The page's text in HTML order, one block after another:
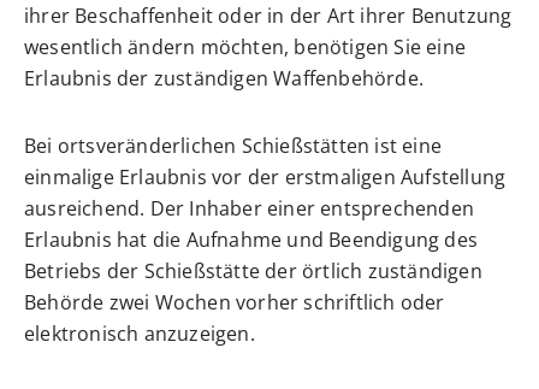
ihrer Beschaffenheit oder in der Art ihrer Benutzung
wesentlich ändern möchten, benötigen Sie eine
Erlaubnis der zuständigen Waffenbehörde.
Bei ortsveränderlichen Schießstätten ist eine
einmalige Erlaubnis vor der erstmaligen Aufstellung
ausreichend. Der Inhaber einer entsprechenden
Erlaubnis hat die Aufnahme und Beendigung des
Betriebs der Schießstätte der örtlich zuständigen
Behörde zwei Wochen vorher schriftlich oder
elektronisch anzuzeigen.